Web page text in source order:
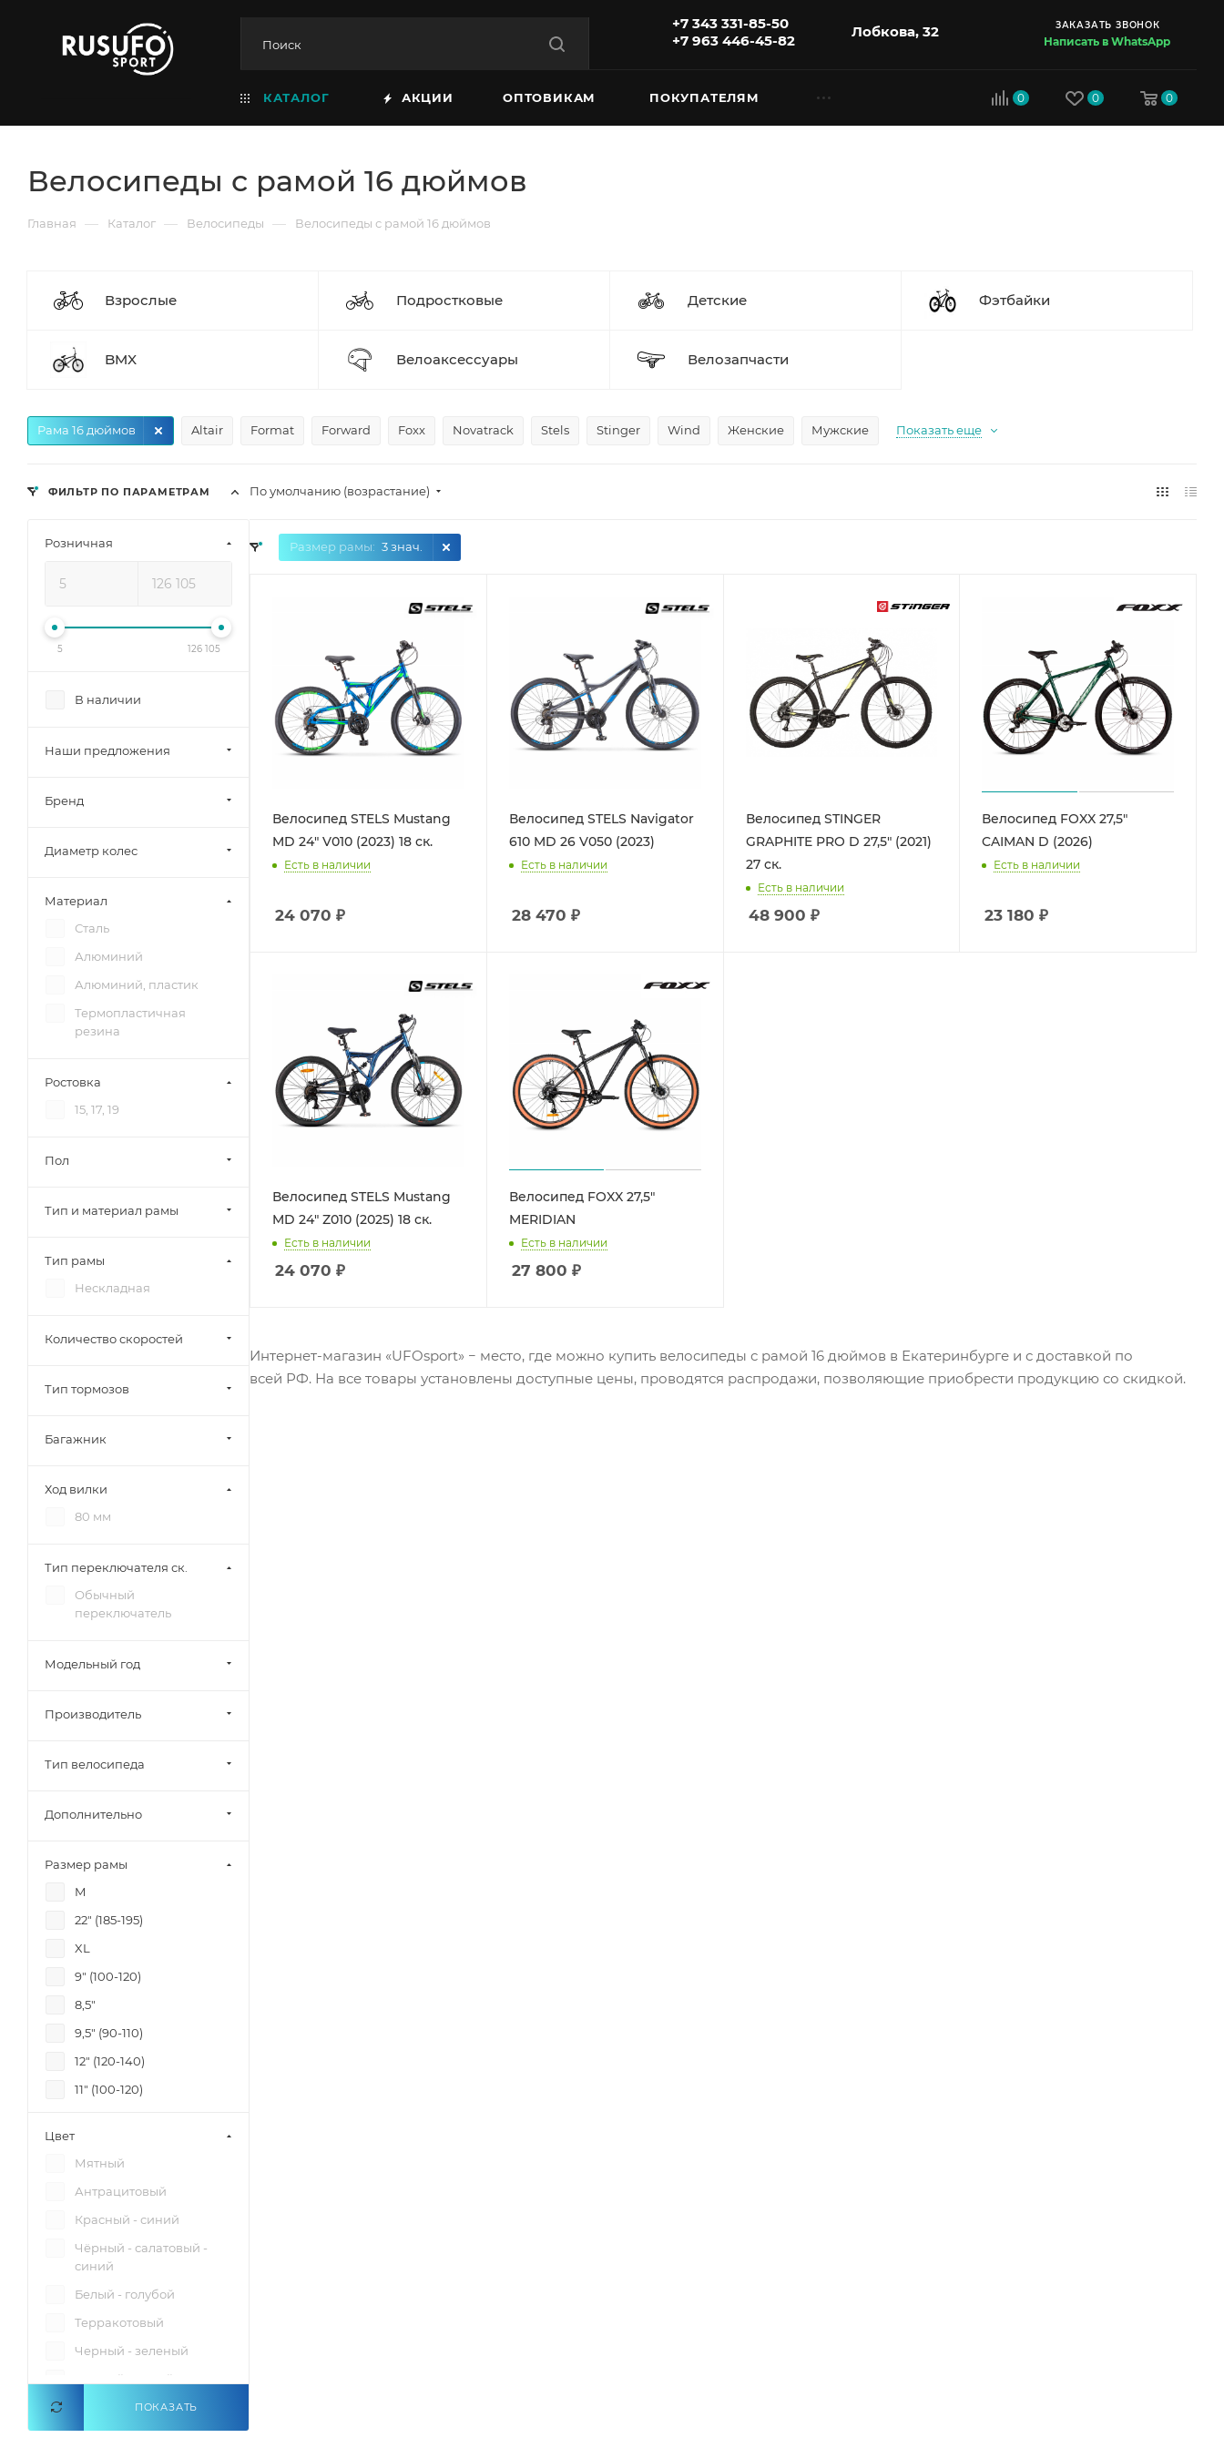
+7 343 331-85-50
+7 963 446-45-82
Лобкова, 32 ЗАКАЗАТЬ ЗВОНОК
Написать в WhatsApp
0 0 0
КАТАЛОГ АКЦИИ ОПТОВИКАМ ПОКУПАТЕЛЯМ
Велосипеды с рамой 16 дюймов
Главная — Каталог — Велосипеды — Велосипеды с рамой 16 дюймов
Взрослые Подростковые Детские Фэтбайки
BMX Велоаксессуары Велозапчасти
Altair Format Forward Foxx Novatrack Stels Stinger Wind Женские Мужские
Рама 16 дюймов Показать еще
По умолчанию (возрастание)
Размер рамы: 3 знач.
Велосипед STELS Mustang
MD 24" V010 (2023) 18 ск.
Есть в наличии
24 070 ₽
Велосипед STELS Navigator
610 MD 26 V050 (2023)
Есть в наличии
28 470 ₽
Велосипед STINGER
GRAPHITE PRO D 27,5" (2021)
27 ск.
Есть в наличии
48 900 ₽
Велосипед FOXX 27,5"
CAIMAN D (2026)
Есть в наличии
23 180 ₽
Велосипед STELS Mustang
MD 24" Z010 (2025) 18 ск.
Есть в наличии
24 070 ₽
Велосипед FOXX 27,5"
MERIDIAN
Есть в наличии
27 800 ₽
Интернет-магазин «UFOsport» − место, где можно купить велосипеды с рамой 16 дюймов в Екатеринбурге и с доставкой по
всей РФ. На все товары установлены доступные цены, проводятся распродажи, позволяющие приобрести продукцию со скидкой.
ФИЛЬТР ПО ПАРАМЕТРАМ
Розничная
5 126 105
В наличии
Наши предложения
Бренд
Диаметр колес
Материал
Сталь
Алюминий
Алюминий, пластик
Термопластичная
резина
Ростовкa
15, 17, 19
Пол
Тип и материал рамы
Тип рамы
Нескладная
Количество скоростей
Тип тормозов
Багажник
Ход вилки
80 мм
Тип переключателя ск.
Обычный
переключатель
Модельный год
Производитель
Тип велосипеда
Дополнительно
Размер рамы
M
22" (185-195)
XL
9" (100-120)
8,5"
9,5" (90-110)
12" (120-140)
11" (100-120)
M (18")
18"
20" (170-185)
Цвет
Мятный
Антрацитовый
Красный - синий
Чёрный - салатовый -
синий
Белый - голубой
Терракотовый
Черный - зеленый
Черный - серый
Черный - желтый
Черный - голубой
ПОКАЗАТЬ